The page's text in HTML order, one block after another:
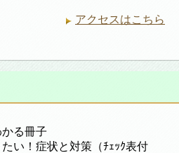
アクセスはこちら
る冊子
い！症状と対策（ﾁｪｯｸ表付